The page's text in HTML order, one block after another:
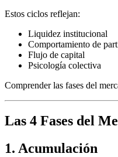
Estos ciclos reflejan:
Liquidez institucional
Comportamiento de
Flujo de capital
Psicología colectiva
Comprender las fases del
Las 4 Fases del
1. Acumulación